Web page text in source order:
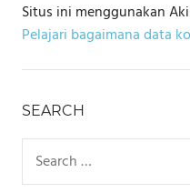
Situs ini menggunakan
Pelajari bagaimana data
SEARCH
for: